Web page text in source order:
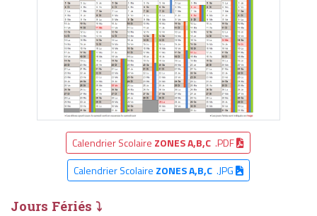
Calendrier Scolaire ZONES A,B,C .PDF
Calendrier Scolaire ZONES A,B,C.JPG
Jours Fériés ⤵